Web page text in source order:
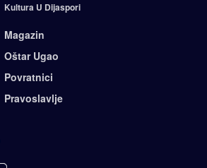
Kultura U Dijaspori
Magazin
Oštar Ugao
Povratnici
Pravoslavlje